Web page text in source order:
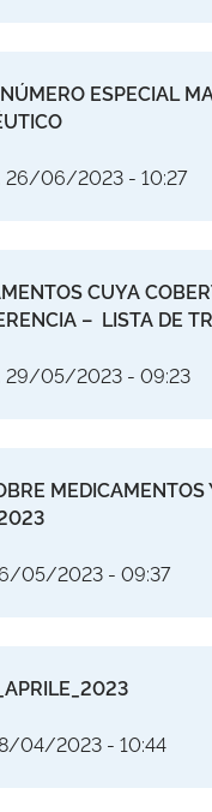
ESPECIAL
26/06/2023 - 10:27
CUYA
– LISTA DE
29/05/2023 - 09:23
05/2023 - 09:37
04/2023 - 10:44